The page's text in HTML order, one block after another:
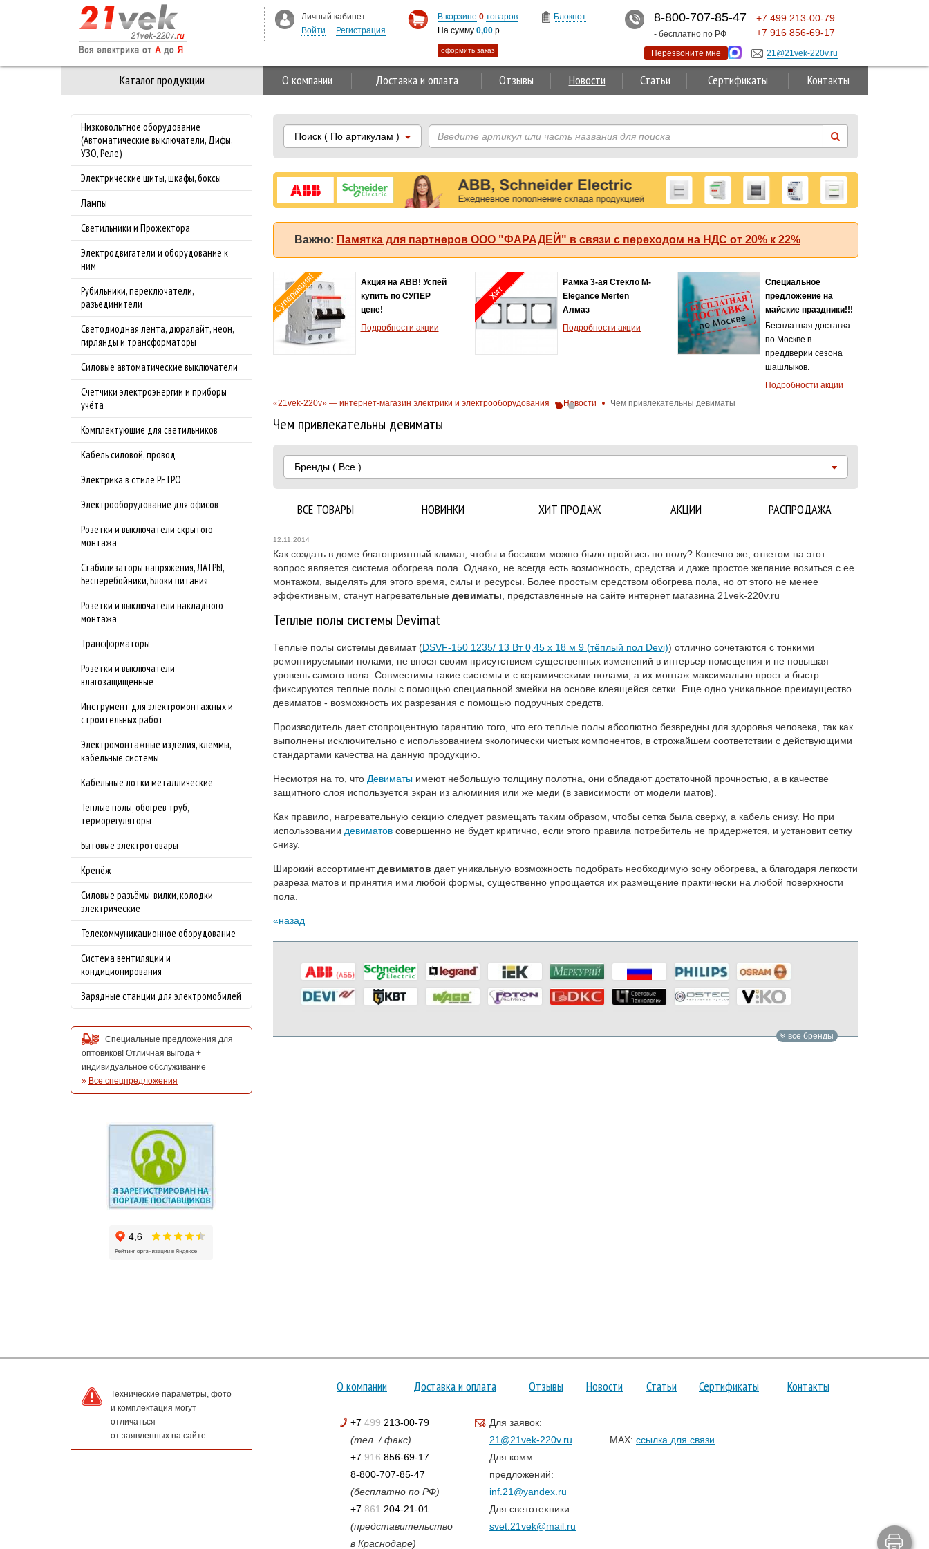
Каталог продукции О компании Доставка и оплата Отзывы Новости Статьи Сертификаты Контакты
Низковольтное оборудование
(Автоматические выключатели, Дифы,
УЗО, Реле)
Электрические щиты, шкафы, боксы
Лампы
Светильники и Прожектора
Электродвигатели и оборудование к
ним
Рубильники, переключатели,
разъединители
Светодиодная лента, дюралайт, неон,
гирлянды и трансформаторы
Силовые автоматические выключатели
Счетчики электроэнергии и приборы
учёта
Комплектующие для светильников
Кабель силовой, провод
Электрика в стиле РЕТРО
Электрооборудование для офисов
Розетки и выключатели скрытого
монтажа
Стабилизаторы напряжения, ЛАТРЫ,
Бесперебойники, Блоки питания
Розетки и выключатели накладного
монтажа
Трансформаторы
Розетки и выключатели
влагозащищенные
Инструмент для электромонтажных и
строительных работ
Электромонтажные изделия, клеммы,
кабельные системы
Кабельные лотки металлические
Теплые полы, обогрев труб,
терморегуляторы
Бытовые электротовары
Крепёж
Силовые разъёмы, вилки, колодки
электрические
Телекоммуникационное оборудование
Система вентиляции и
кондиционирования
Зарядные станции для электромобилей
Специальные предложения для
оптовиков! Отличная выгода +
индивидуальное обслуживание
» Все спецпредложения
Поиск( По артикулам )
Важно: Памятка для партнеров ООО "ФАРАДЕЙ" в связи с переходом на НДС от 20% к 22%
предложение на
майские праздники!!!
Бесплатная доставка
по Москве в
преддверии сезона
шашлыков.
Подробности акции
Хит
Соединитель 2,5мм2
оранжевый Legrand
Capvis
Подробности акции
Хит продаж!
Автомат ABB (АББ)
MS116-4.0 50 кА с
регулируемой
тепловой защитой
«21vek-220v» — интернет-магазин электрики и электрооборудования Новости Чем привлекательны девиматы
Чем привлекательны девиматы
Бренды( Все )
ВСЕ ТОВАРЫ НОВИНКИ ХИТ ПРОДАЖ АКЦИИ РАСПРОДАЖА
12.11.2014
Как создать в доме благоприятный климат, чтобы и босиком можно было пройтись по полу? Конечно же, ответом на этот
вопрос является система обогрева пола. Однако, не всегда есть возможность, средства и даже простое желание возиться с ее
монтажом, выделять для этого время, силы и ресурсы. Более простым средством обогрева пола, но от этого не менее
эффективным, станут нагревательные девиматы , представленные на сайте интернет магазина 21vek-220v.ru
Теплые полы системы Devimat
Теплые полы системы девимат (DSVF-150 1235/ 13 Вт 0,45 x 18 м 9 (тёплый пол Devi)) отлично сочетаются с тонкими
ремонтируемыми полами, не внося своим присутствием существенных изменений в интерьер помещения и не повышая
уровень самого пола. Совместимы такие системы и с керамическими полами, а их монтаж максимально прост и быстр –
фиксируются теплые полы с помощью специальной змейки на основе клеящейся сетки. Еще одно уникальное преимущество
девиматов - возможность их разрезания с помощью подручных средств.
Производитель дает стопроцентную гарантию того, что его теплые полы абсолютно безвредны для здоровья человека, так как
выполнены исключительно с использованием экологически чистых компонентов, в строжайшем соответствии с действующими
стандартами качества на данную продукцию.
Несмотря на то, что Девиматыимеют небольшую толщину полотна, они обладают достаточной прочностью, а в качестве
защитного слоя используется экран из алюминия или же меди (в зависимости от модели матов).
Как правило, нагревательную секцию следует размещать таким образом, чтобы сетка была сверху, а кабель снизу. Но при
использовании девиматовсовершенно не будет критично, если этого правила потребитель не придержется, и установит сетку
снизу.
Широкий ассортиментдевиматов дает уникальную возможность подобрать необходимую зону обогрева, а благодаря легкости
разреза матов и принятия ими любой формы, существенно упрощается их размещение практически на любой поверхности
пола.
назад
все бренды
Технические параметры, фото
и комплектация могут
отличаться
от заявленных на сайте
О компании Доставка и оплата Отзывы Новости Статьи Сертификаты Контакты
+7 499 213-00-79
(тел. / факс)
+7 916 856-69-17
8-800-707-85-47
(бесплатно по РФ)
+7 861 204-21-01
(представительство
в Краснодаре)
Для заявок:
21@21vek-220v.ru
Для комм.
предложений:
inf.21@yandex.ru
Для светотехники:
svet.21vek@mail.ru
MAX: ссылка для связи
Личный кабинет
Войти
Регистрация
В корзине 0 товаров
На сумму 0,00 р.
оформить заказ
Блокнот 8-800-707-85-47
- бесплатно по РФ
+7 499 213-00-79
+7 916 856-69-17
Перезвоните мне 21@21vek-220v.ru